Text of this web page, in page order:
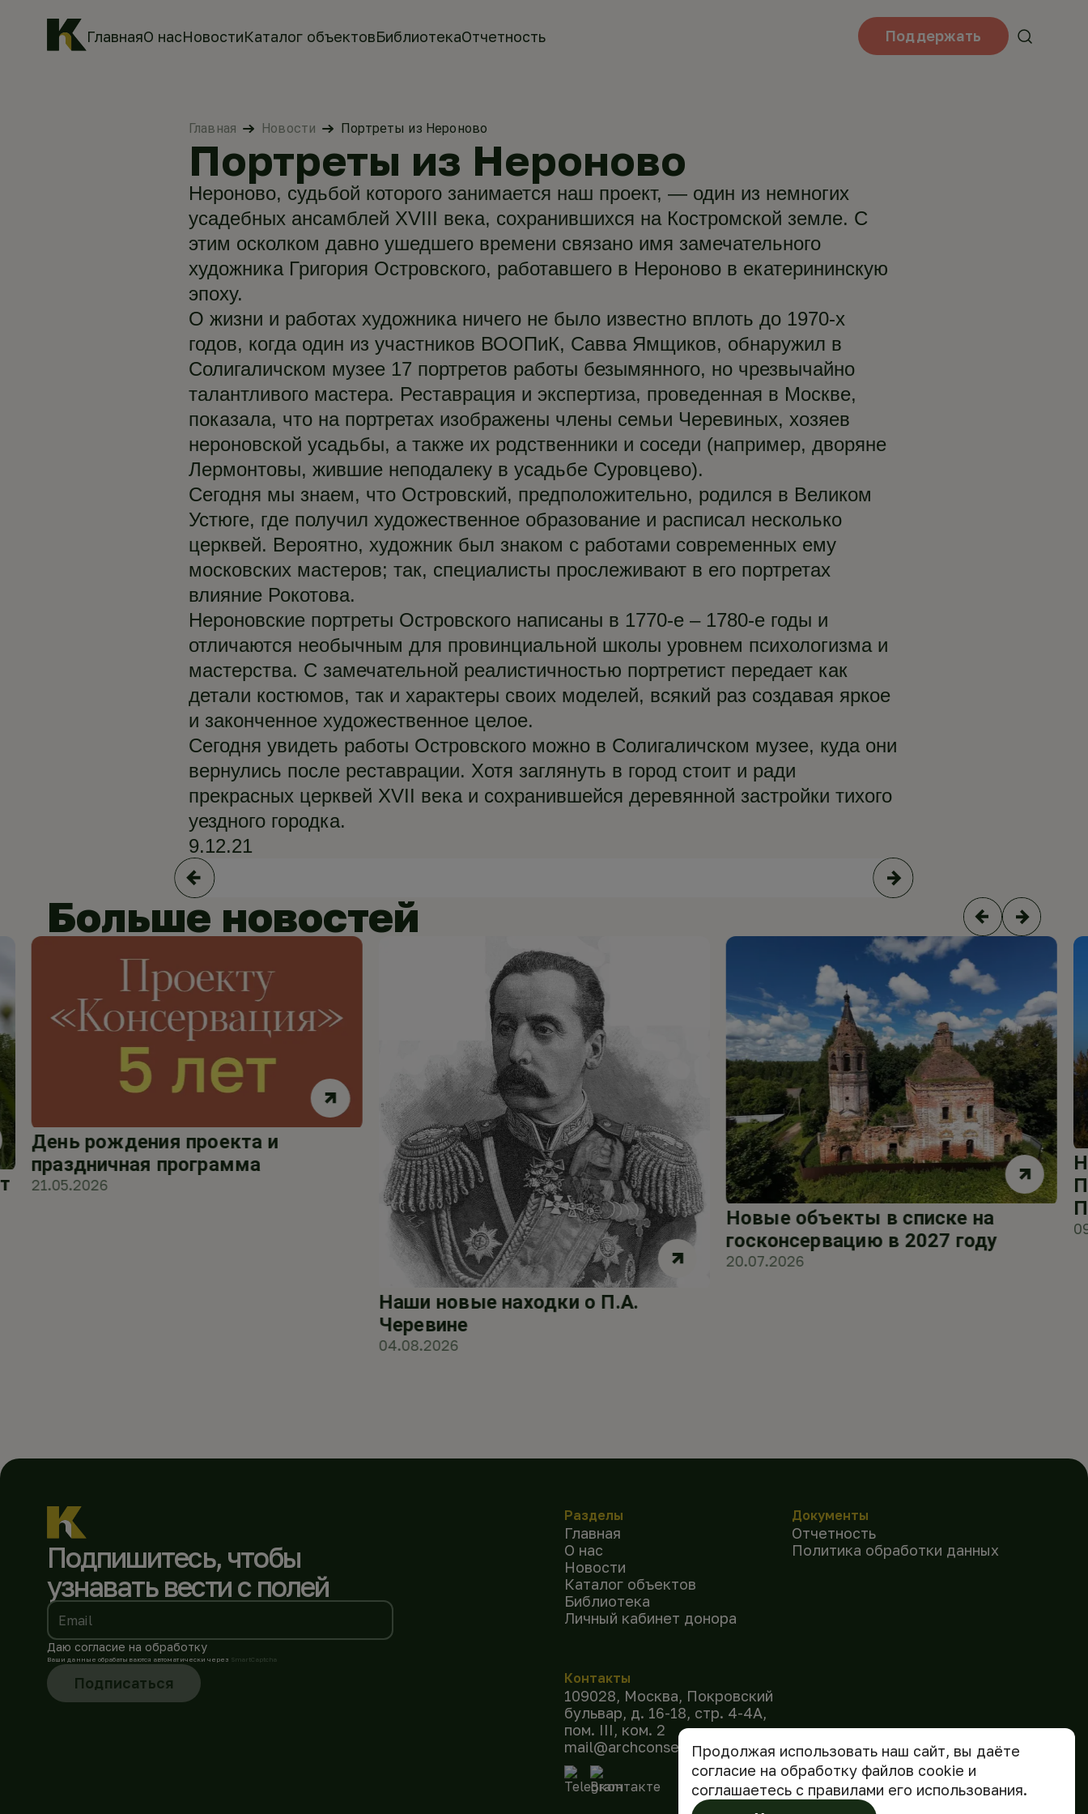
ГлавнаяО насНовостиКаталог объектовБиблиотекаОтчетность Поддержать
Главная Новости Портреты из Нероново
Портреты из Нероново
Нероново, судьбой которого занимается наш проект, — один из немногих
усадебных ансамблей XVIII века, сохранившихся на Костромской земле. С
этим осколком давно ушедшего времени связано имя замечательного
художника Григория Островского, работавшего в Нероново в екатерининскую
эпоху.
О жизни и работах художника ничего не было известно вплоть до 1970-х
годов, когда один из участников ВООПиК, Савва Ямщиков, обнаружил в
Солигаличском музее 17 портретов работы безымянного, но чрезвычайно
талантливого мастера. Реставрация и экспертиза, проведенная в Москве,
показала, что на портретах изображены члены семьи Черевиных, хозяев
нероновской усадьбы, а также их родственники и соседи (например, дворяне
Лермонтовы, жившие неподалеку в усадьбе Суровцево).
Сегодня мы знаем, что Островский, предположительно, родился в Великом
Устюге, где получил художественное образование и расписал несколько
церквей. Вероятно, художник был знаком с работами современных ему
московских мастеров; так, специалисты прослеживают в его портретах
влияние Рокотова.
Нероновские портреты Островского написаны в 1770-е – 1780-е годы и
отличаются необычным для провинциальной школы уровнем психологизма и
мастерства. С замечательной реалистичностью портретист передает как
детали костюмов, так и характеры своих моделей, всякий раз создавая яркое
и законченное художественное целое.
Сегодня увидеть работы Островского можно в Солигаличском музее, куда они
вернулись после реставрации. Хотя заглянуть в город стоит и ради
прекрасных церквей XVII века и сохранившейся деревянной застройки тихого
уездного городка.
9.12.21
Больше новостей
День рождения проекта и
праздничная программа
21.05.2026
Наши новые находки о П.А.
Черевине
04.08.2026
Новые объекты в списке на
госконсервацию в 2027 году
20.07.2026
Подпишитесь, чтобы
узнавать вести с полей
Email
Даю согласие на обработку
Ваши данные обрабатываются автоматически через SmartCaptcha
Подписаться
Разделы
Главная
О нас
Новости
Каталог объектов
Библиотека
Личный кабинет донора
Документы
Отчетность
Политика обработки данных
Контакты
109028, Москва, Покровский
бульвар, д. 16-18, стр. 4-4А,
пом. III, ком. 2
mail@archconservation.ruПродолжая использовать наш сайт, вы даёте
согласие на обработку файлов cookie и
соглашаетесь с правилами его использования.